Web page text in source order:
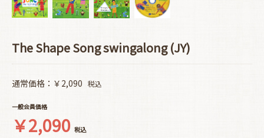
The Shape Song swingalong (JY)
通常価格：￥2,090 税込
一般会員価格
￥2,090 税込